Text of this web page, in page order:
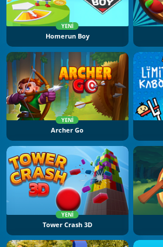
YENI
Homerun Boy
YENI
Archer Go
YENI
Tower Crash 3D